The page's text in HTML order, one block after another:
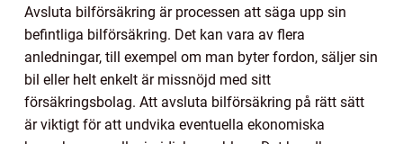
Avsluta bilförsäkring är processen att säga upp sin
befintliga bilförsäkring. Det kan vara av flera
anledningar, till exempel om man byter fordon, säljer sin
bil eller helt enkelt är missnöjd med sitt
försäkringsbolag. Att avsluta bilförsäkring på rätt sätt
är viktigt för att undvika eventuella ekonomiska